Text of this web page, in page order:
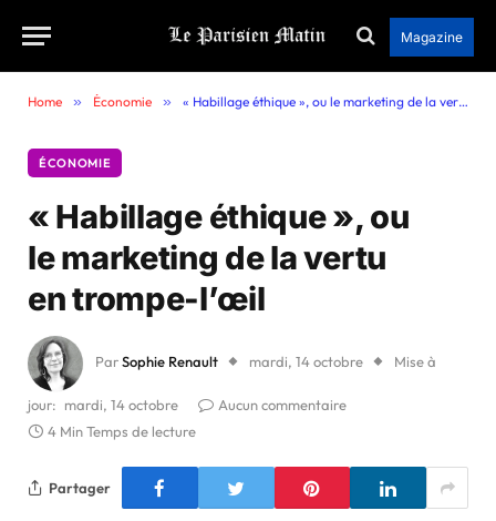
Magazine
Home » Économie » « Habillage éthique », ou le marketing de la vertu en trompe-l’œil
ÉCONOMIE
« Habillage éthique », ou
le marketing de la vertu
en trompe-l’œil
ParSophie Renault mardi, 14 octobre Mise à
jour: mardi, 14 octobre
Aucun commentaire
4 Min Temps de lecture
Partager